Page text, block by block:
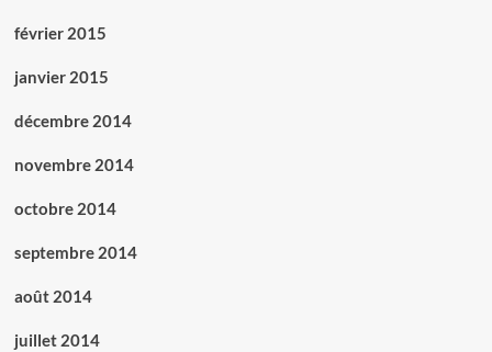
février 2015
janvier 2015
décembre 2014
novembre 2014
octobre 2014
septembre 2014
août 2014
juillet 2014